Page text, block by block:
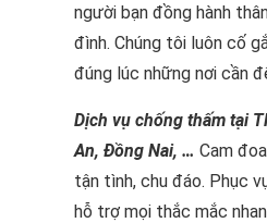
người bạn đồng hành
đình. Chúng tôi luôn cố
đúng lúc những nơi cần
Dịch vụ chống thấm tại
An, Đồng Nai, … Cam
tận tình, chu đáo. Phục
hỗ trợ mọi thắc mắc